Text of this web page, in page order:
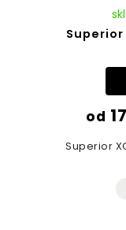
Superior
od
Superior